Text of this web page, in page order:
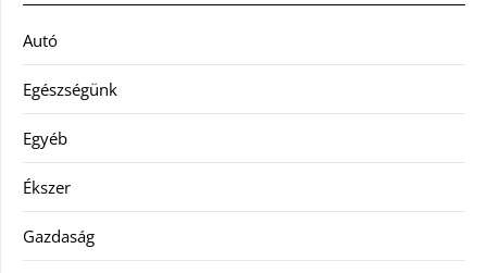
Autó
Egészségünk
Egyéb
Ékszer
Gazdaság